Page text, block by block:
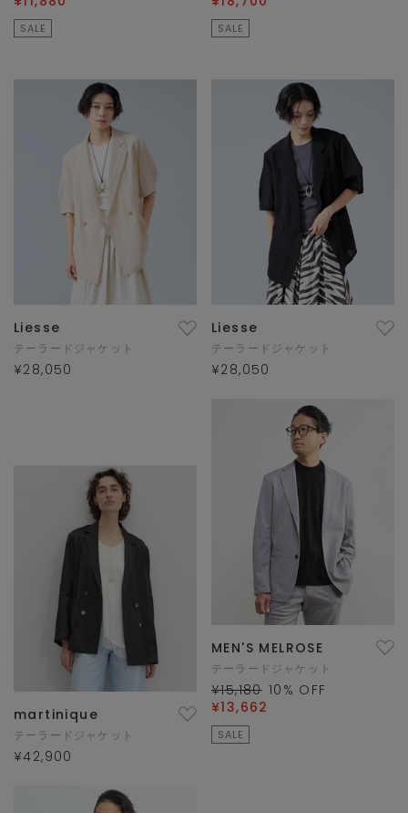
SALE SALE
Liesse
テーラードジャケット
¥28,050
Liesse
テーラードジャケット
¥28,050
martinique
テーラードジャケット
¥42,900
MEN'S MELROSE
テーラードジャケット
¥15,180 10 % OFF
¥13,662
SALE